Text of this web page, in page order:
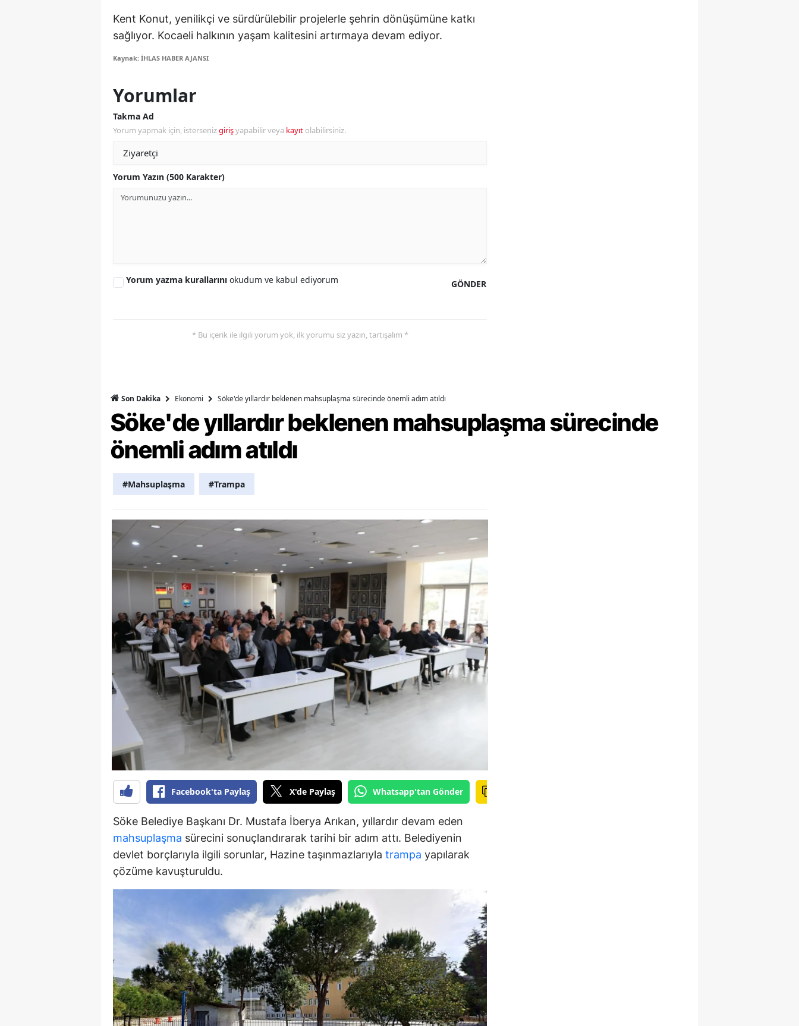
Kahramanmaraş
Nevşehir
Trabzon
Tunceli
Şanlıurfa
Aksaray
Bayburt
Karaman
Kırıkkale
Batman
Şırnak
Bartın
Ardahan
Yalova
Karabük
Osmaniye
Kent Konut, yenilikçi ve sürdürülebilir projelerle şehrin dönüşümüne katkı
sağlıyor. Kocaeli halkının yaşam kalitesini artırmaya devam ediyor.
Kaynak: İHLAS HABER AJANSI
Yorumlar
Takma Ad
Yorum yapmak için, istersenizgirişyapabilir veya kayıt olabilirsiniz.
Yorum Yazın (500 Karakter)
GÖNDER
Yorum yazma kurallarını okudum ve kabul ediyorum
* Bu içerik ile ilgili yorum yok, ilk yorumu siz yazın, tartışalım *
Son Dakika Ekonomi Söke'de yıllardır beklenen mahsuplaşma sürecinde önemli adım atıldı
Söke'de yıllardır beklenen mahsuplaşma sürecinde
önemli adım atıldı
#Mahsuplaşma #Trampa
Facebook'ta Paylaş X'de Paylaş Whatsapp'tan Gönder
Söke Belediye Başkanı Dr. Mustafa İberya Arıkan, yıllardır devam eden
mahsuplaşma sürecini sonuçlandırarak tarihi bir adım attı. Belediyenin
devlet borçlarıyla ilgili sorunlar, Hazine taşınmazlarıyla trampa yapılarak
çözüme kavuşturuldu.